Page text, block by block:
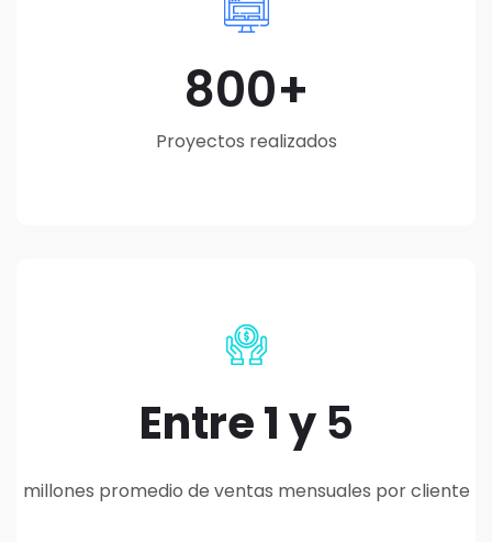
800
Proyectos realizados
Entre 1 y5
millones promedio de ventas mensuales por cliente